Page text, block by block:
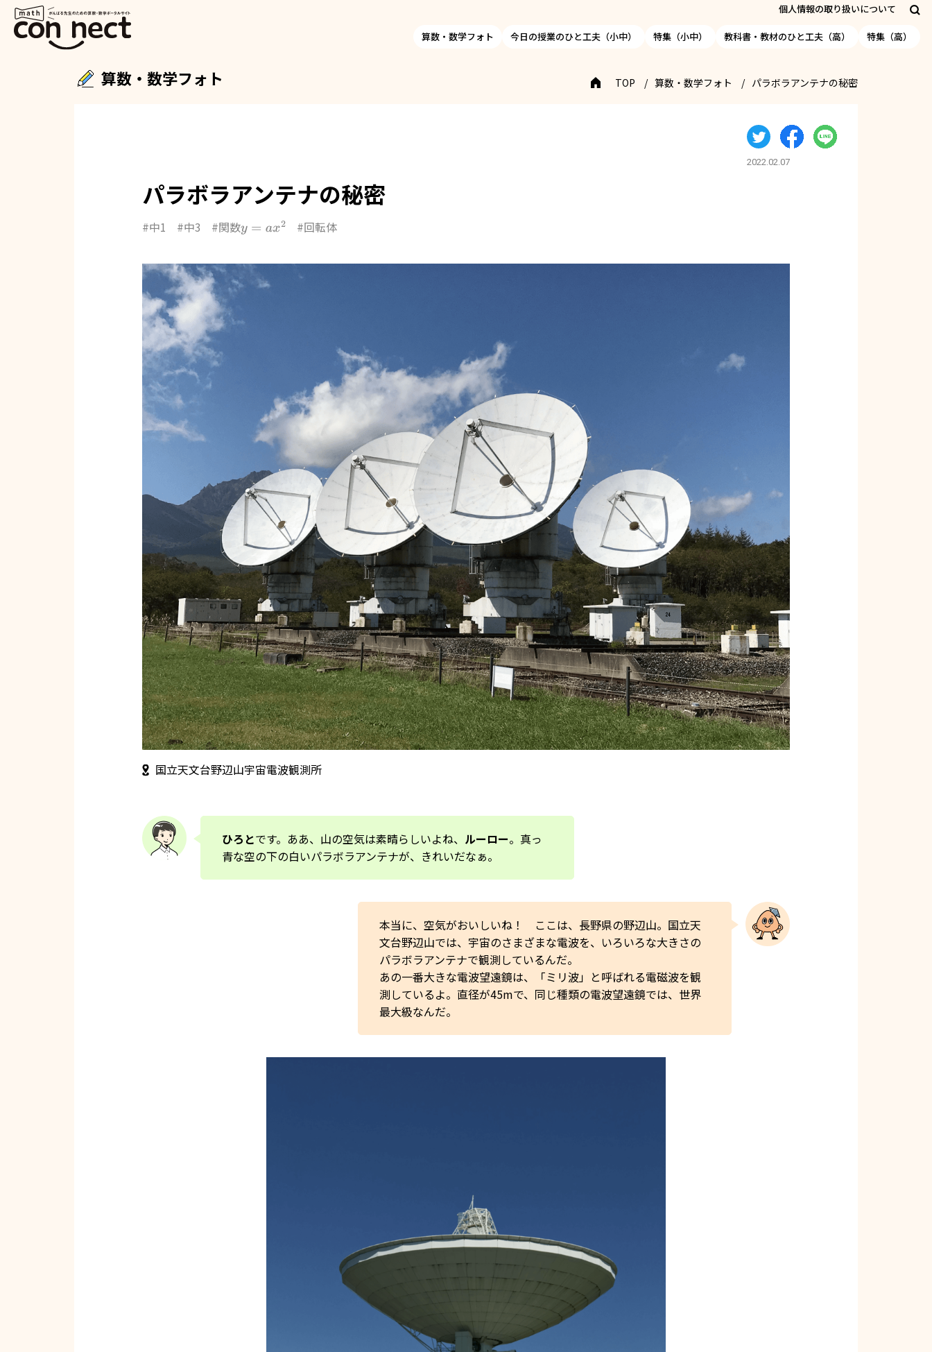
個人情報の取り扱いについて
算数・数学フォト 今日の授業のひと工夫（小中） 特集（小中） 教科書・教材のひと工夫（高） 特集（高）
算数・数学フォト TOP 算数・数学フォト パラボラアンテナの秘密
2022.02.07
パラボラアンテナの秘密
#中1 #中3 #関数y=ax 2 #回転体
国立天文台野辺山宇宙電波観測所
ひろとです。ああ、山の空気は素晴らしいよね、 ルーロー。真っ
青な空の下の白いパラボラアンテナが、きれいだなぁ。
本当に、空気がおいしいね！ ここは、長野県の野辺山。国立天
文台野辺山では、宇宙のさまざまな電波を、いろいろな大きさの
パラボラアンテナで観測しているんだ。
あの一番大きな電波望遠鏡は、「ミリ波」と呼ばれる電磁波を観
測しているよ。直径が45mで、同じ種類の電波望遠鏡では、世界
最大級なんだ。